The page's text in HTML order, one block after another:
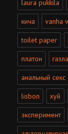
laura pukkila
кича vanha
toilet paper
платон
анальный секс
lisbon хуй
эксперимент